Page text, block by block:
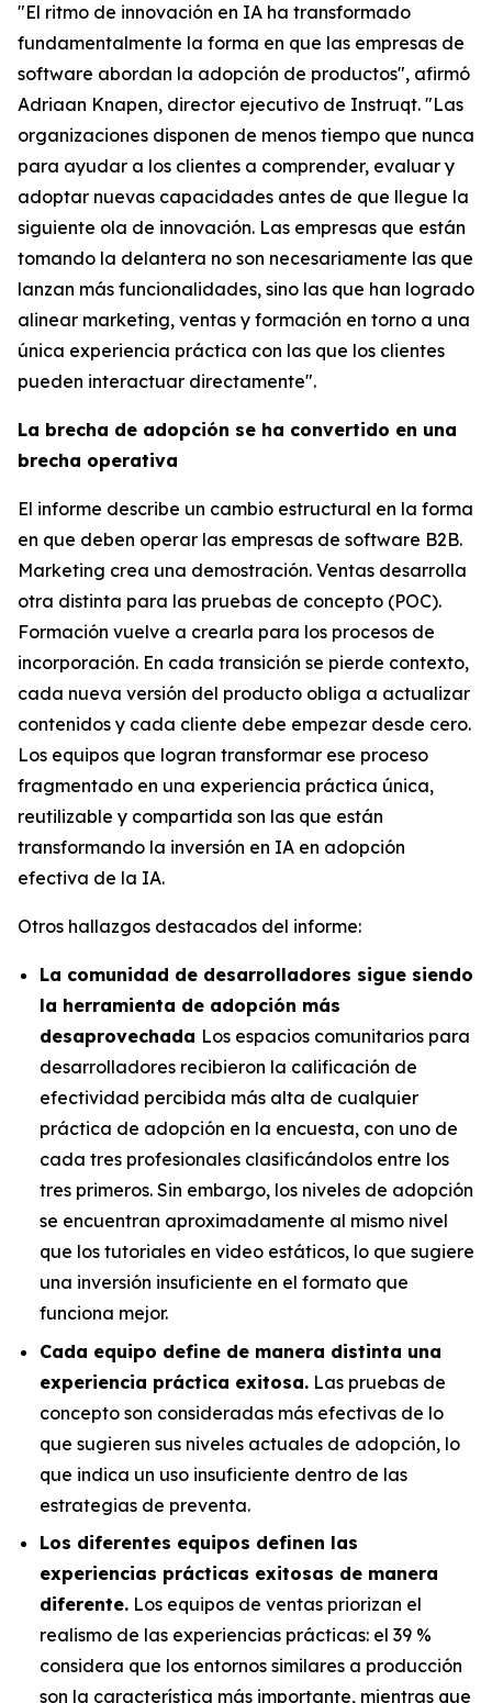
"El ritmo de innovación en IA ha transformado
fundamentalmente la forma en que las empresas de
software abordan la adopción de productos", afirmó
Adriaan Knapen, director ejecutivo de Instruqt. "Las
organizaciones disponen de menos tiempo que nunca
para ayudar a los clientes a comprender, evaluar y
adoptar nuevas capacidades antes de que llegue la
siguiente ola de innovación. Las empresas que están
tomando la delantera no son necesariamente las que
lanzan más funcionalidades, sino las que han logrado
alinear marketing, ventas y formación en torno a una
única experiencia práctica con las que los clientes
pueden interactuar directamente".
La brecha de adopción se ha convertido en una
brecha operativa
El informe describe un cambio estructural en la forma
en que deben operar las empresas de software B2B.
Marketing crea una demostración. Ventas desarrolla
otra distinta para las pruebas de concepto (POC).
Formación vuelve a crearla para los procesos de
incorporación. En cada transición se pierde contexto,
cada nueva versión del producto obliga a actualizar
contenidos y cada cliente debe empezar desde cero.
Los equipos que logran transformar ese proceso
fragmentado en una experiencia práctica única,
reutilizable y compartida son las que están
transformando la inversión en IA en adopción
efectiva de la IA.
Otros hallazgos destacados del informe:
La comunidad de desarrolladores sigue siendo
la herramienta de adopción más
desaprovechada Los espacios comunitarios para
desarrolladores recibieron la calificación de
efectividad percibida más alta de cualquier
práctica de adopción en la encuesta, con uno de
cada tres profesionales clasificándolos entre los
tres primeros. Sin embargo, los niveles de adopción
se encuentran aproximadamente al mismo nivel
que los tutoriales en video estáticos, lo que sugiere
una inversión insuficiente en el formato que
funciona mejor.
Cada equipo define de manera distinta una
experiencia práctica exitosa. Las pruebas de
concepto son consideradas más efectivas de lo
que sugieren sus niveles actuales de adopción, lo
que indica un uso insuficiente dentro de las
estrategias de preventa.
Los diferentes equipos definen las
experiencias prácticas exitosas de manera
diferente. Los equipos de ventas priorizan el
realismo de las experiencias prácticas: el 39 %
considera que los entornos similares a producción
son la característica más importante, mientras que